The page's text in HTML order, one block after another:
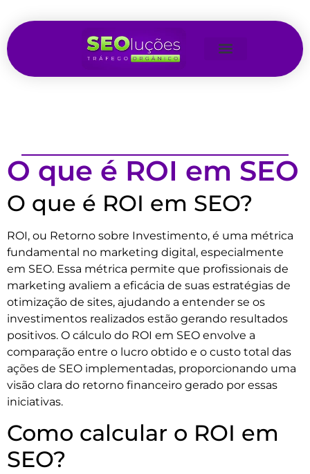
O que é ROI em SEO
O que é ROI em SEO?
ROI, ou Retorno sobre Investimento, é uma métrica
fundamental no marketing digital, especialmente
em SEO. Essa métrica permite que profissionais de
marketing avaliem a eficácia de suas estratégias de
otimização de sites, ajudando a entender se os
investimentos realizados estão gerando resultados
positivos. O cálculo do ROI em SEO envolve a
comparação entre o lucro obtido e o custo total das
ações de SEO implementadas, proporcionando uma
visão clara do retorno financeiro gerado por essas
iniciativas.
Como calcular o ROI em
SEO?